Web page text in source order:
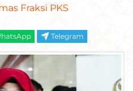
Fraksi PKS
Telegram